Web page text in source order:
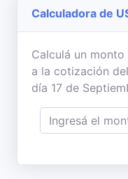
Calculadora de
Calculá un
a la cotización
día 17 de